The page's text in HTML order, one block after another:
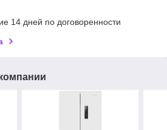
14 дней по договоренности